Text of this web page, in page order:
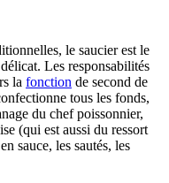
le saucier est le
délicat. Les responsabilités
la fonction de second de
tous les fonds,
du chef poissonnier,
(qui est aussi du ressort
sauce, les sautés, les